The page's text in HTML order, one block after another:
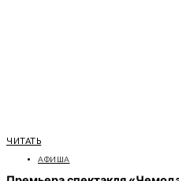
ЧИТАТЬ
АФИША